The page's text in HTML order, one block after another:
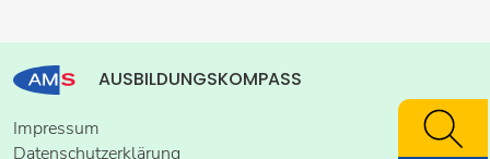
AUSBILDUNGSKOMPASS
Impressum
Datenschutzerklärung